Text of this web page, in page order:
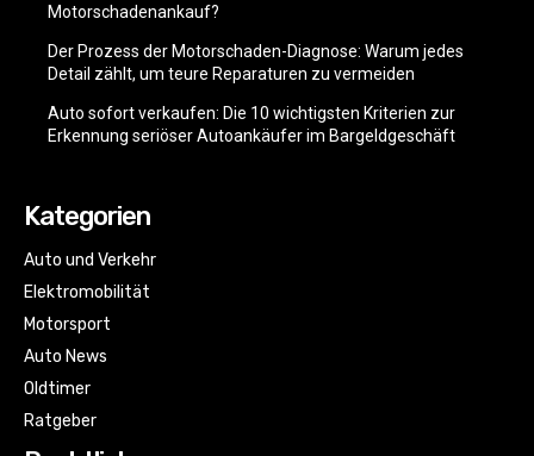
Motorschadenankauf?
Der Prozess der Motorschaden-Diagnose: Warum jedes
Detail zählt, um teure Reparaturen zu vermeiden
Auto sofort verkaufen: Die 10 wichtigsten Kriterien zur
Erkennung seriöser Autoankäufer im Bargeldgeschäft
Kategorien
Auto und Verkehr
Elektromobilität
Motorsport
Auto News
Oldtimer
Ratgeber